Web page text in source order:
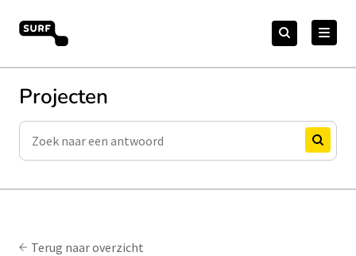
naar
content
Open Online Onderwijs
Zoeken
naar:Zoeken
Projecten
Zoeken
Zoeken
Terug naar overzicht